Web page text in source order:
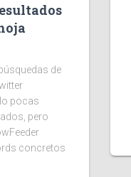
de
pocas
pero
concretos